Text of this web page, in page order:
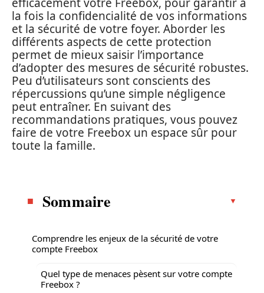
la fois la confidencialité de vos informations
et la sécurité de votre foyer. Aborder les
différents aspects de cette protection
permet de mieux saisir l’importance
d’adopter des mesures de sécurité robustes.
Peu d’utilisateurs sont conscients des
répercussions qu’une simple négligence
peut entraîner. En suivant des
recommandations pratiques, vous pouvez
faire de votre Freebox un espace sûr pour
toute la famille.
Sommaire
Comprendre les enjeux de la sécurité de votre
compte Freebox
Quel type de menaces pèsent sur votre compte
Freebox ?